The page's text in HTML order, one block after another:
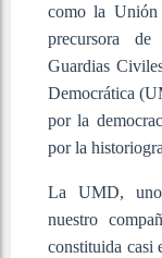
como la Unión
precursora
Guardias
Democrática
por la
por la
La UMD, uno
nuestro
constituida casi